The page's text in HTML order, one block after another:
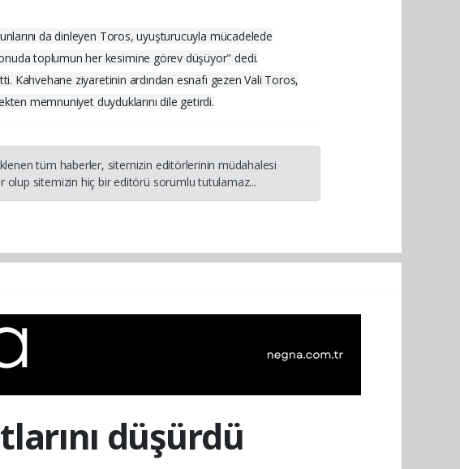
da dinleyen Toros, uyuşturucuyla mücadelede
toplumun her kesimine görev düşüyor" dedi.
Kahvehane ziyaretinin ardından esnafı gezen Vali Toros,
memnuniyet duyduklarını dile getirdi.
tüm haberler, sitemizin editörlerinin müdahalesi
olup sitemizin hiç bir editörü sorumlu tutulamaz...
düşürdü